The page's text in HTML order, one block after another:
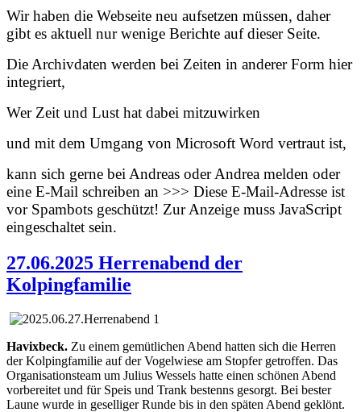
Wir haben die Webseite neu aufsetzen müssen, daher
gibt es aktuell nur wenige Berichte auf dieser Seite.
Die Archivdaten werden bei Zeiten in anderer Form hier
integriert,
Wer Zeit und Lust hat dabei mitzuwirken
und mit dem Umgang von Microsoft Word vertraut ist,
kann sich gerne bei Andreas oder Andrea melden oder
eine E-Mail schreiben an >>> Diese E-Mail-Adresse ist
vor Spambots geschützt! Zur Anzeige muss JavaScript
eingeschaltet sein.
27.06.2025 Herrenabend der
Kolpingfamilie
Havixbeck. Zu einem gemütlichen Abend hatten sich die Herren
der Kolpingfamilie auf der Vogelwiese am Stopfer getroffen. Das
Organisationsteam um Julius Wessels hatte einen schönen Abend
vorbereitet und für Speis und Trank bestenns gesorgt. Bei bester
Laune wurde in geselliger Runde bis in den späten Abend geklönt.